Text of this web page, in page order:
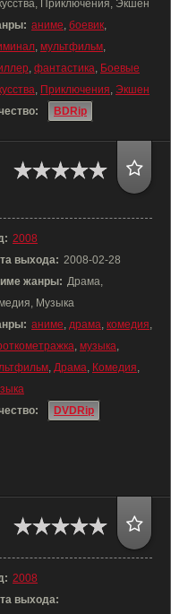
Приключения, Экшен
аниме, боевик,
, мультфильм,
, фантастика, Боевые
, Приключения, Экшен
BDRip
2008
выхода: 2008-02-28
жанры: Драма,
Музыка
аниме, драма, комедия,
, музыка,
, Драма, Комедия,
DVDRip
2008
выхода: